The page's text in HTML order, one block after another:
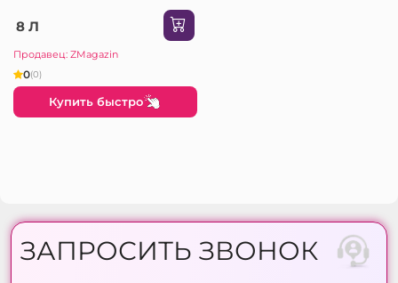
8 Л
Продавец: ZMagazin
0(0)
Купить быстро
ЗАПРОСИТЬ ЗВОНОК